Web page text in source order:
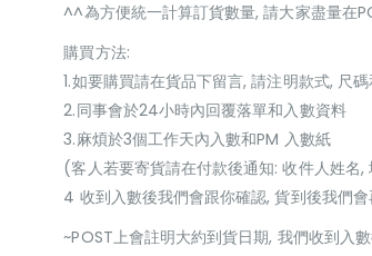
^^為方便統一計算訂貨數量, 請大家盡量在
購買方法:
1.如要購買請在貨品下留言, 請注明款式, 尺
2.同事會於24小時內回覆落單和入數資料
3.麻煩於3個工作天內入數和PM 入數紙
(客人若要寄貨請在付款後通知: 收件人姓名
4 收到入數後我們會跟你確認, 貨到後我們
~POST上會註明大約到貨日期, 我們收到入